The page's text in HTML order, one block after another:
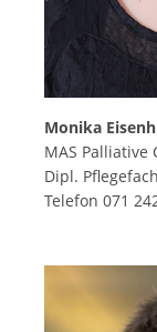
Monika
MAS Palliative
Dipl.
Telefon 071